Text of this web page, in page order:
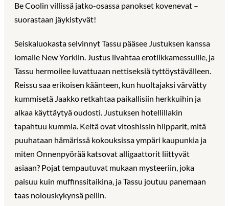
Be Coolin villissä jatko-osassa panokset kovenevat –
suorastaan jäykistyvät!
Seiskaluokasta selvinnyt Tassu pääsee Justuksen kanssa
lomalle New Yorkiin. Justus livahtaa erotiikkamessuille, ja
Tassu hermoilee luvattuaan nettiseksiä tyttöystävälleen.
Reissu saa erikoisen käänteen, kun huoltajaksi värvätty
kummisetä Jaakko retkahtaa paikallisiin herkkuihin ja
alkaa käyttäytyä oudosti. Justuksen hotellillakin
tapahtuu kummia. Keitä ovat vitoshissin hiipparit, mitä
puuhataan hämärissä kokouksissa ympäri kaupunkia ja
miten Onnenpyörää katsovat alligaattorit liittyvät
asiaan? Pojat tempautuvat mukaan mysteeriin, joka
paisuu kuin muffinssitaikina, ja Tassu joutuu panemaan
taas nolouskykynsä peliin.